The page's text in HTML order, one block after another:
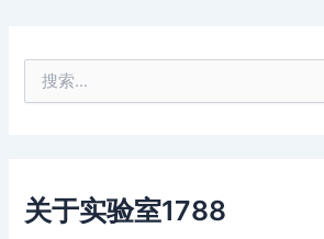
关于实验室1788